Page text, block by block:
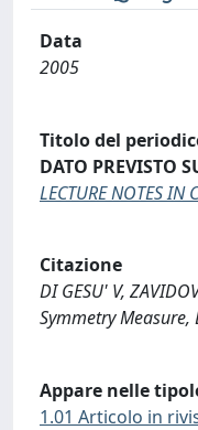
Data
2005
Titolo del
DATO PREVISTO
LECTURE NOTES IN
Citazione
DI GESU' V,
Symmetry Measure,
Appare nelle
1.01 Articolo in